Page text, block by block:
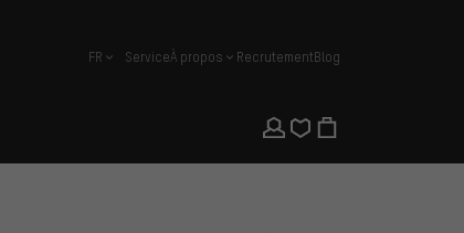
français
FR ServiceÀ propos RecrutementBlog